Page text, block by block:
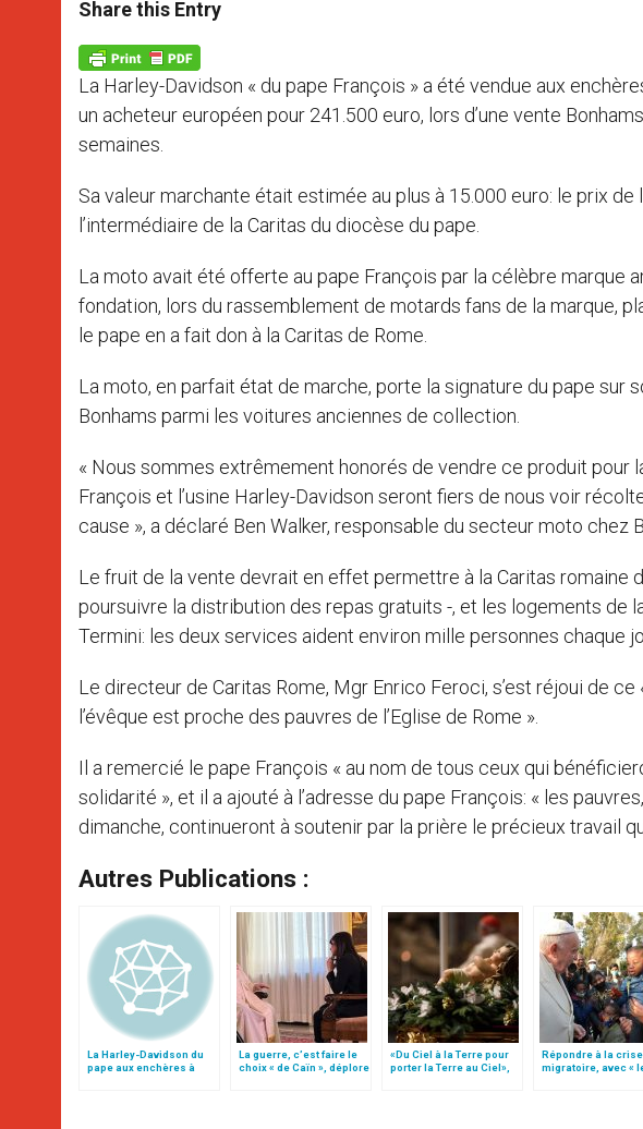
s
p
p
e
g
e
r
b
k
Share this Entry
La Harley-Davidson « du pape François » a été vendue aux
un acheteur européen pour 241.500 euro, lors d’une vente
semaines.
Sa valeur marchante était estimée au plus à 15.000 euro: le prix
l’intermédiaire de la Caritas du diocèse du pape.
La moto avait été offerte au pape François par la célèbre marque
fondation, lors du rassemblement de motards fans de la marque,
le pape en a fait don à la Caritas de Rome.
La moto, en parfait état de marche, porte la signature du pape sur
Bonhams parmi les voitures anciennes de collection.
« Nous sommes extrêmement honorés de vendre ce produit pour
François et l’usine Harley-Davidson seront fiers de nous voir
cause », a déclaré Ben Walker, responsable du secteur moto chez
Le fruit de la vente devrait en effet permettre à la Caritas romaine
poursuivre la distribution des repas gratuits -, et les logements de
Termini: les deux services aident environ mille personnes chaque
Le directeur de Caritas Rome, Mgr Enrico Feroci, s’est réjoui de
l’évêque est proche des pauvres de l’Eglise de Rome ».
Il a remercié le pape François « au nom de tous ceux qui
solidarité », et il a ajouté à l’adresse du pape François: « les
dimanche, continueront à soutenir par la prière le précieux travail
Autres Publications :
La Harley-Davidson du
pape aux enchères à
La guerre, c’est faire le
choix « de Caïn », déplore
«Du Ciel à la Terre pour
porter la Terre au Ciel»,
Répondre à la crise
migratoire, avec «